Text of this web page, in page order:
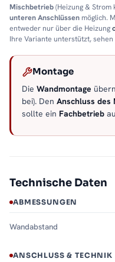
Mischbetrieb(Heizung &
unteren Anschlüssen möglich.
entweder nur über die Heizung
Ihre Variante unterstützt, sehen
Montage
Die Wandmontage
bei). Den Anschluss
sollte ein Fachbetrieb
Technische Daten
ABMESSUNGEN
Wandabstand
ANSCHLUSS & TECHNIK